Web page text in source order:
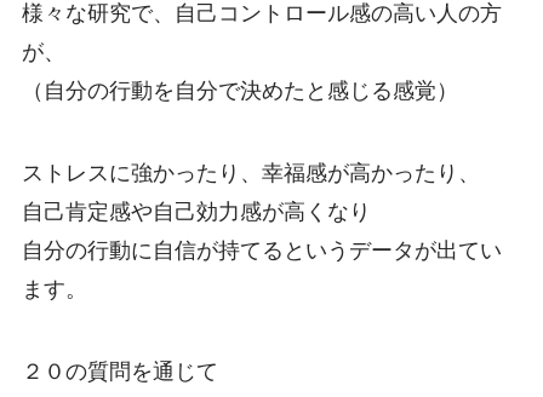
様々な研究で、自己コントロール感の高い人の方
が、
（自分の行動を自分で決めたと感じる感覚）
ストレスに強かったり、幸福感が高かったり、
自己肯定感や自己効力感が高くなり
自分の行動に自信が持てるというデータが出てい
ます。
２０の質問を通じて